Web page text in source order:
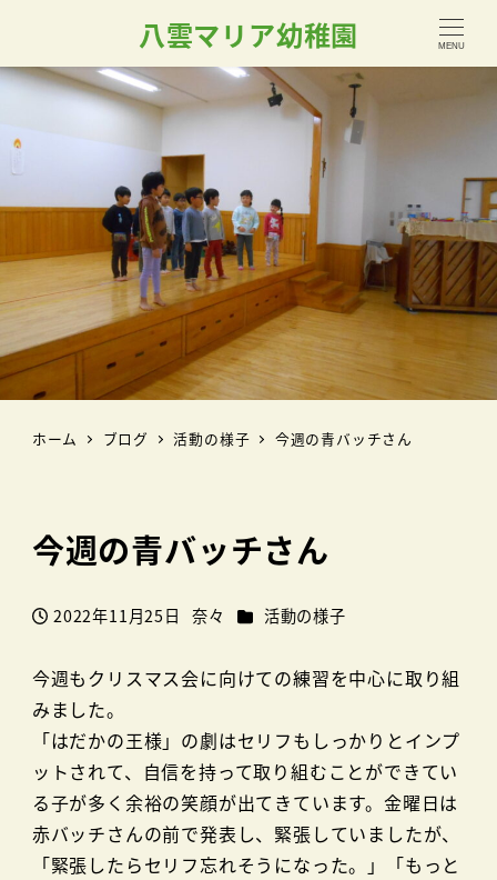
八雲マリア幼稚園 MENU
ホーム ブログ 活動の様子 今週の青バッチさん
今週の青バッチさん
投稿日
2022年11月25日
著
奈々 カテゴリー
活動の様子
今週もクリスマス会に向けての練習を中心に取り組
みました。
「はだかの王様」の劇はセリフもしっかりとインプ
ットされて、自信を持って取り組むことができてい
る子が多く余裕の笑顔が出てきています。金曜日は
赤バッチさんの前で発表し、緊張していましたが、
「緊張したらセリフ忘れそうになった。」「もっと